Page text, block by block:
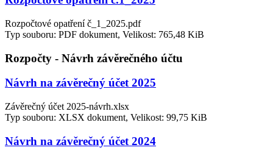
Rozpočtové opatření č_1_2025.pdf
Typ souboru: PDF dokument, Velikost: 765,48 KiB
Rozpočty - Návrh závěrečného účtu
Návrh na závěrečný účet 2025
Závěrečný účet 2025-návrh.xlsx
Typ souboru: XLSX dokument, Velikost: 99,75 KiB
Návrh na závěrečný účet 2024